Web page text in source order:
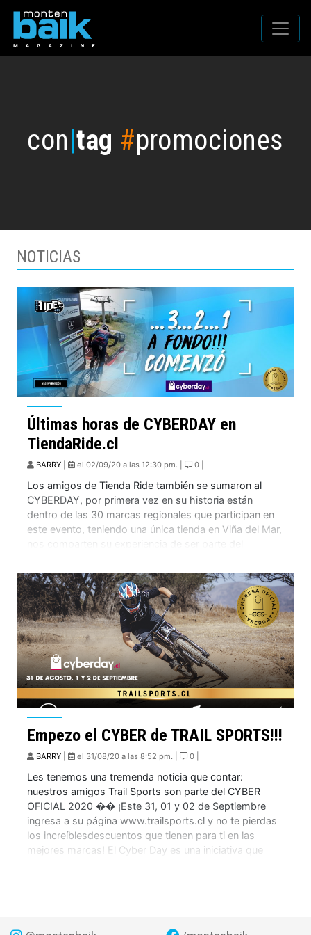
con|tag #promociones
NOTICIAS
Últimas horas de CYBERDAY en
TiendaRide.cl
BARRY el 02/09/20 a las 12:30 pm. | 0 |
Los amigos de Tienda Ride también se sumaron al
CYBERDAY, por primera vez en su historia están
dentro de las 30 marcas regionales que participan en
este evento, teniendo una única tienda en Viña del Mar,
nos comparten su experiencia de ser parte del
participando este año, ha […]
Empezo el CYBER de TRAIL SPORTS!!!
BARRY el 31/08/20 a las 8:52 pm. | 0 |
Les tenemos una tremenda noticia que contar:
nuestros amigos Trail Sports son parte del CYBER
OFICIAL 2020 �� ¡Este 31, 01 y 02 de Septiembre
ingresa a su página www.trailsports.cl y no te pierdas
los increíblesdescuentos que tienen para ti en las
mejores marcas! El Cyber Day es una iniciativa que